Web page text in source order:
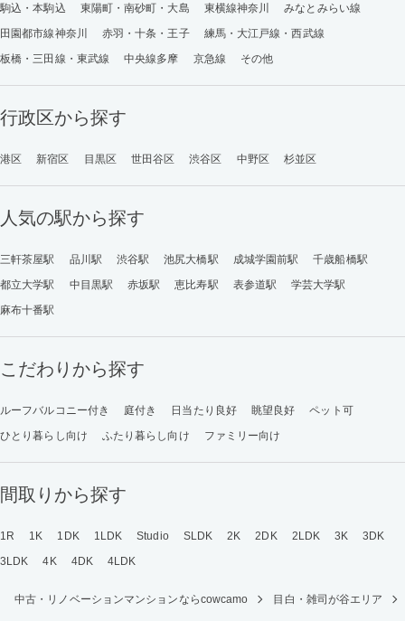
駒込・本駒込
東陽町・南砂町・大島 東横線神奈川
みなとみらい線
田園都市線神奈川
赤羽・十条・王子
練馬・大江戸線・西武線
板橋・三田線・東武線
中央線多摩 京急線 その他
行政区から探す
港区 新宿区 目黒区 世田谷区 渋谷区 中野区 杉並区
人気の駅から探す
三軒茶屋駅 品川駅 渋谷駅 池尻大橋駅 成城学園前駅
千歳船橋駅
都立大学駅
中目黒駅 赤坂駅 恵比寿駅 表参道駅
学芸大学駅
麻布十番駅
こだわりから探す
ルーフバルコニー付き 庭付き 日当たり良好 眺望良好
ペット可
ひとり暮らし向け
ふたり暮らし向け ファミリー向け
間取りから探す
1R 1K 1DK 1LDK Studio SLDK 2K 2DK 2LDK 3K
3DK
3LDK
4K 4DK 4LDK
中古・リノベーションマンションならcowcamo 目白・雑司が谷エリア